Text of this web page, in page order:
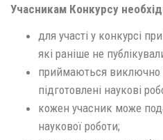
Учасникам Конкурсу
для участі у конкурсі
які раніше не
приймаються виключно
підготовлені наукові
кожен учасник може
наукової роботи;